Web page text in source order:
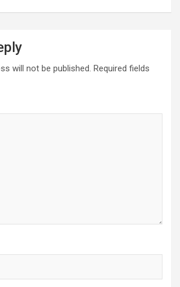
will not be published. Required fields